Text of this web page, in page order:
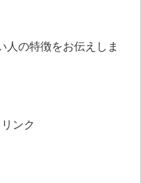
人の特徴をお伝えしま
ンク